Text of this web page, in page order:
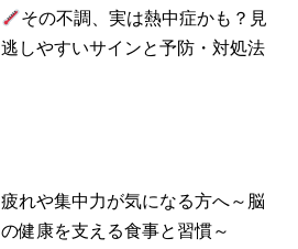
その不調、実は熱中症かも？見
逃しやすいサインと予防・対処法
疲れや集中力が気になる方へ～脳
の健康を支える食事と習慣～